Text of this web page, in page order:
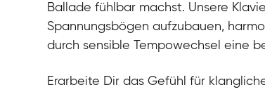
Ballade fühlbar machst. Unsere
Spannungsbögen aufzubauen,
durch sensible Tempowechsel eine
Erarbeite Dir das Gefühl für